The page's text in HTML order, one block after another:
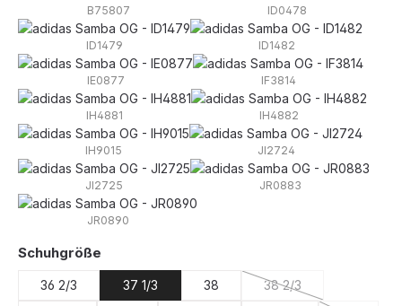
B75807 ID0478
ID1479 ID1482
IE0877 IF3814
IH4881 IH4882
IH9015 JI2724
JI2725 JR0883
JR0890
Schuhgröße
36 2/3 37 1/3 38 38 2/3
(Diese Option ist